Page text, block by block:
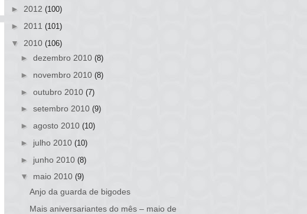
► 2012 (100)
► 2011 (101)
▼ 2010 (106)
► dezembro 2010 (8)
► novembro 2010 (8)
► outubro 2010 (7)
► setembro 2010 (9)
► agosto 2010 (10)
► julho 2010 (10)
► junho 2010 (8)
▼ maio 2010 (9)
Anjo da guarda de bigodes
Mais aniversariantes do mês – maio de